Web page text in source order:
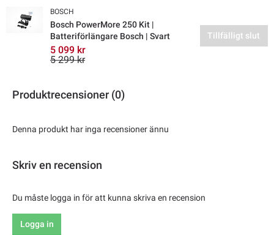
BOSCH
Bosch PowerMore 250 Kit |
Batteriförlängare Bosch | Svart
5 099 kr
5 299 kr
Tillfälligt slut
Produktrecensioner (0)
Denna produkt har inga recensioner ännu
Skriv en recension
Du måste logga in för att kunna skriva en recension
Logga in